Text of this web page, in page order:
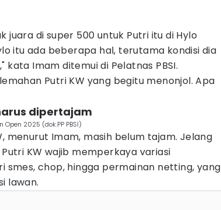
juara di super 500 untuk Putri itu di Hylo
itu ada beberapa hal, terutama kondisi dia
kata Imam ditemui di Pelatnas PBSI.
Putri KW yang begitu menonjol. Apa
dipertajam
2025 (dok.PP PBSI)
menurut Imam, masih belum tajam. Jelang
Putri KW wajib memperkaya variasi
smes, chop, hingga permainan netting, yang
lawan.